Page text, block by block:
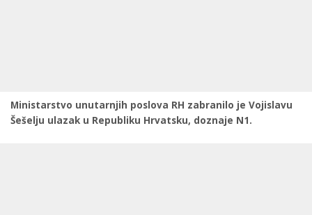
Ministarstvo unutarnjih poslova RH zabranilo je Vojislavu
Šešelju ulazak u Republiku Hrvatsku, doznaje N1.